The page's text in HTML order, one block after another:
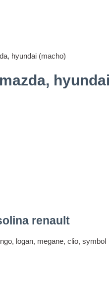
hyundai (macho)
hyundai
renault
logan, megane, clio, symbol